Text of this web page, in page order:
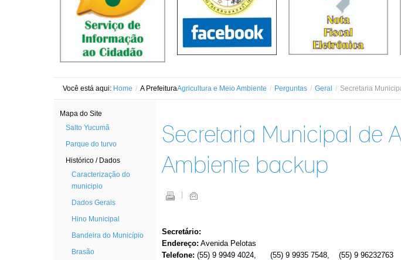
Você está aqui: Home / A PrefeituraAgricultura e Meio Ambiente / Perguntas / Geral / Secretaria
Mapa do Site
Salto Yucumã
Parque do turvo
Histórico / Dados
Caracterização do
municipio
Dados Gerais
Hino Municipal
Bandeira do Município
Brasão
Secretaria Municipal de
Ambiente backup
Secretário:
Endereço: Avenida Pelotas
Telefone: (55) 9 9949 4024, (55) 9 9935 7548, (55) 9 96232763